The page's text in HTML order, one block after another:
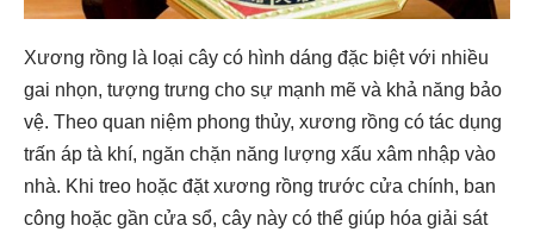
Xương rồng là loại cây có hình dáng đặc biệt với nhiều
gai nhọn, tượng trưng cho sự mạnh mẽ và khả năng bảo
vệ. Theo quan niệm phong thủy, xương rồng có tác dụng
trấn áp tà khí, ngăn chặn năng lượng xấu xâm nhập vào
nhà. Khi treo hoặc đặt xương rồng trước cửa chính, ban
công hoặc gần cửa sổ, cây này có thể giúp hóa giải sát